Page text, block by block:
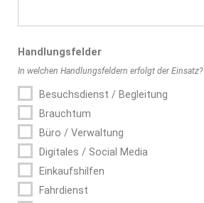
Handlungs­felder
In welchen Handlungsfeldern erfolgt der Einsatz?
Besuchsdienst / Begleitung
Brauchtum
Büro / Verwaltung
Digitales / Social Media
Einkaufshilfen
Fahrdienst